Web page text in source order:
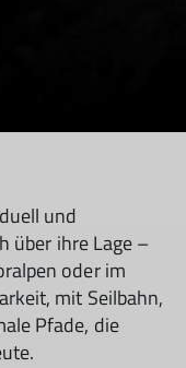
und
über ihre Lage –
oder im
mit Seilbahn,
Pfade, die